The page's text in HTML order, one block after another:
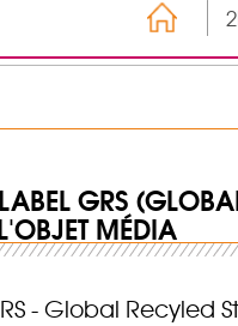
GRS
MÉDIA
- Global Recyled